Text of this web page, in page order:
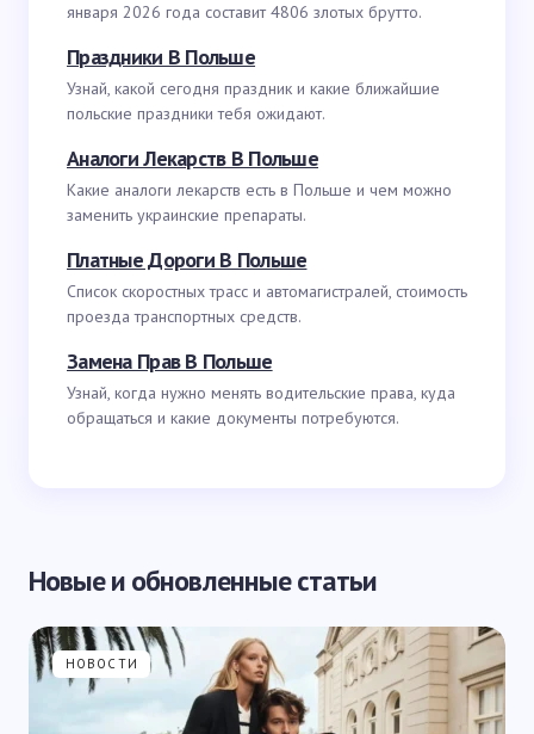
января 2026 года составит 4806 злотых брутто.
Праздники В Польше
Узнай, какой сегодня праздник и какие ближайшие
польские праздники тебя ожидают.
Аналоги Лекарств В Польше
Какие аналоги лекарств есть в Польше и чем можно
заменить украинские препараты.
Платные Дороги В Польше
Список скоростных трасс и автомагистралей, стоимость
проезда транспортных средств.
Замена Прав В Польше
Узнай, когда нужно менять водительские права, куда
обращаться и какие документы потребуются.
Новые и обновленные статьи
НОВОСТИ